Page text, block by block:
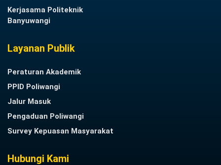
Kerjasama Politeknik
Banyuwangi
Layanan Publik
Peraturan Akademik
PPID Poliwangi
Jalur Masuk
Pengaduan Poliwangi
Survey Kepuasan Masyarakat
Hubungi Kami